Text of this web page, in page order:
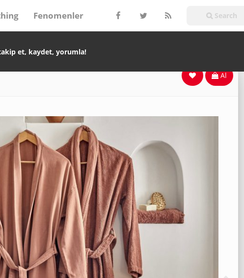
Fenomenler
et, kaydet, yorumla!
Al